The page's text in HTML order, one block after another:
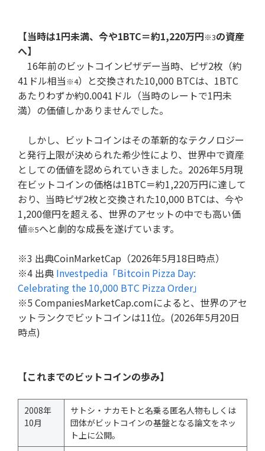
【当時は1円未満、今や1BTC＝約1,220万円※3の資産
へ】
16年前のビットコインピザデー当時、ピザ2枚（約
41ドル相当 ※4）と交換された10,000 BTCは、1BTC
あたりわずか約0.0041ドル（当時のレートで1円未
満）の価値しかありませんでした。
しかし、ビットコインはその革新的なテクノロジー
と発行上限が決められた希少性により、世界中で資産
としての価値を認められていきました。2026年5月現
在ビットコインの価格は1BTC＝約1,220万円に達して
おり、当時ピザ2枚と交換された10,000 BTCは、今や
1,200億円を超える、世界のアセットの中でも高い価
値※5へと劇的な成長を遂げています。
※3 出典CoinMarketCap（2026年5月18日時点）
※4 出典 Investpedia「Bitcoin Pizza Day:
Celebrating the 10,000 BTC Pizza Order」
※5 CompaniesMarketCap.comによると、世界のアセ
ットランクでビットコインは11位。(2026年5月20日
時点)
【これまでのビットコインの歩み】
2008年
10月
サトシ・ナカモトと名乗る匿名人物もしくは
団体がビットコインの基盤となる論文をネッ
ト上に公開。